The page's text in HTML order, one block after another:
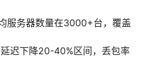
服务器数量在3000+台，覆盖
迟下降20-40%区间，丢包率